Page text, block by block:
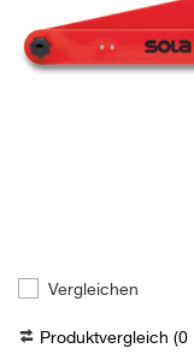
Vergleichen
Produktvergleich (0